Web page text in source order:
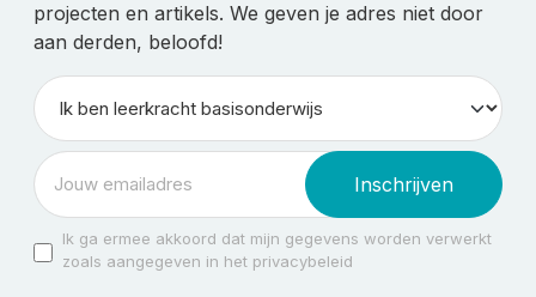
projecten en artikels. We geven je adres niet door
aan derden, beloofd!
Inschrijven
Ik ga ermee akkoord dat mijn gegevens worden verwerkt
zoals aangegeven in het privacybeleid